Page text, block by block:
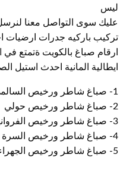
ليس
عليك سوى التواصل معنا
تركيب باركيه جدرات ارضيات
ارقام صباغ بالكويت ةتمتع في
ايطالية المانية احدث استيل الصبغ
1- صباغ شاطر ورخيص السالمي
2- صباغ شاطر ورخيص حولي
3- صباغ شاطر ورخيص الفروانية
4- صباغ شاطر ورخيص السرة
5- صباغ شاطر ورخيص الجهراء